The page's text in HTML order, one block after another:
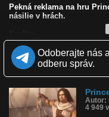
Pekná reklama na hru
násilie v hrách.
Zverejnené: 26.7.2009 11:50
Páči sa: 78% (55 hlasov)
Obľúbené: 35
Komentárov: 78
Kategória: reklamy
Tagy: hra, prince, of,
História sledovanosti videa:
Odoberajte nás
odberu správ.
Autor:
4 949